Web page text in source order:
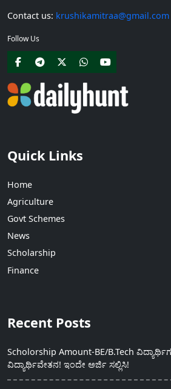
Contact us: krushikamitraa@gmail.com
Follow Us
Quick Links
Home
Agriculture
Govt Schemes
News
Scholarship
Finance
Recent Posts
Scholorship Amount-BE/B.Tech
ವಿದ್ಯಾರ್ಥಿವೇತನ! ಇಂದೇ ಅರ್ಜಿ ಸಲ್ಲಿಸಿ!